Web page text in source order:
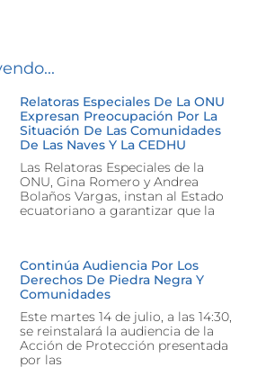
Relatoras Especiales De La ONU
Expresan Preocupación Por La
Situación De Las Comunidades
De Las Naves Y La CEDHU
Las Relatoras Especiales de la
ONU, Gina Romero y Andrea
Bolaños Vargas, instan al Estado
ecuatoriano a garantizar que la
Continúa Audiencia Por Los
Derechos De Piedra Negra Y
Comunidades
Este martes 14 de julio, a las 14:30,
se reinstalará la audiencia de la
Acción de Protección presentada
por las